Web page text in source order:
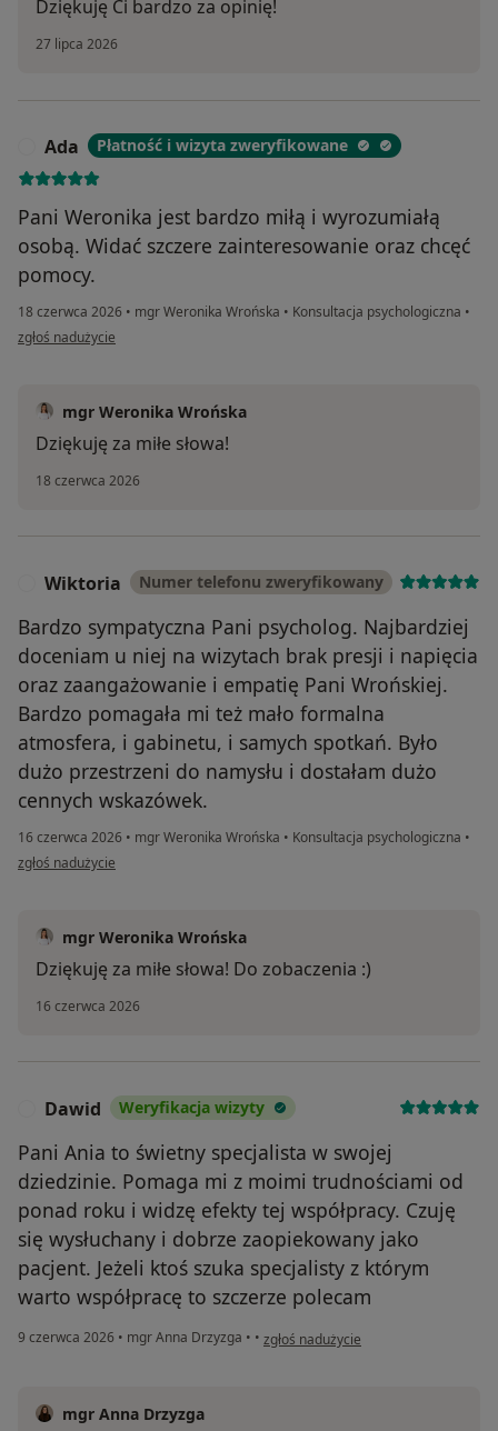
Dziękuję Ci bardzo za opinię!
27 lipca 2026
Ada Płatność i wizyta zweryfikowane
Pani Weronika jest bardzo miłą i wyrozumiałą
osobą. Widać szczere zainteresowanie oraz chcęć
pomocy.
18 czerwca 2026 • mgr Weronika Wrońska • Konsultacja psychologiczna •
w opinii użytkownika Ada
zgłoś nadużycie
mgr Weronika Wrońska
Dziękuję za miłe słowa!
18 czerwca 2026
Wiktoria Numer telefonu zweryfikowany
Bardzo sympatyczna Pani psycholog. Najbardziej
doceniam u niej na wizytach brak presji i napięcia
oraz zaangażowanie i empatię Pani Wrońskiej.
Bardzo pomagała mi też mało formalna
atmosfera, i gabinetu, i samych spotkań. Było
dużo przestrzeni do namysłu i dostałam dużo
cennych wskazówek.
16 czerwca 2026 • mgr Weronika Wrońska • Konsultacja psychologiczna •
w opinii użytkownika Wiktoria
zgłoś nadużycie
mgr Weronika Wrońska
Dziękuję za miłe słowa! Do zobaczenia :)
16 czerwca 2026
Dawid Weryfikacja wizyty
Pani Ania to świetny specjalista w swojej
dziedzinie. Pomaga mi z moimi trudnościami od
ponad roku i widzę efekty tej współpracy. Czuję
się wysłuchany i dobrze zaopiekowany jako
pacjent. Jeżeli ktoś szuka specjalisty z którym
warto współpracę to szczerze polecam
9 czerwca 2026 • mgr Anna Drzyzga • • w opinii użytkownika Dawid
zgłoś nadużycie
mgr Anna Drzyzga